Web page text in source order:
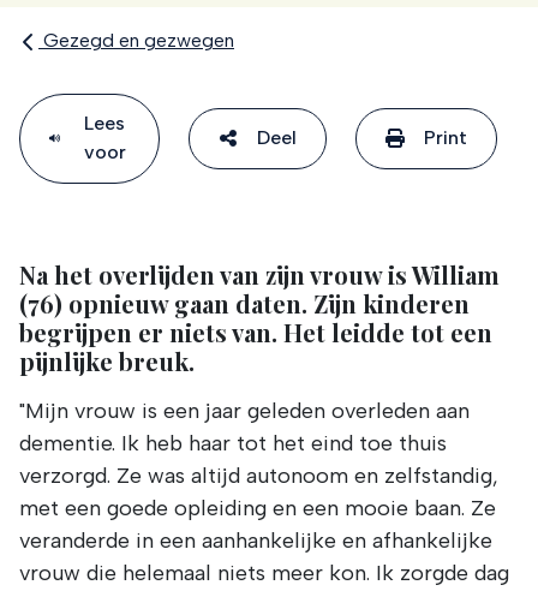
Gezegd en gezwegen
Lees
voor
Deel Print
Na het overlijden van zijn vrouw is William
(76) opnieuw gaan daten. Zijn kinderen
begrijpen er niets van. Het leidde tot een
pijnlijke breuk.
"Mijn vrouw is een jaar geleden overleden aan
dementie. Ik heb haar tot het eind toe thuis
verzorgd. Ze was altijd autonoom en zelfstandig,
met een goede opleiding en een mooie baan. Ze
veranderde in een aanhankelijke en afhankelijke
vrouw die helemaal niets meer kon. Ik zorgde dag